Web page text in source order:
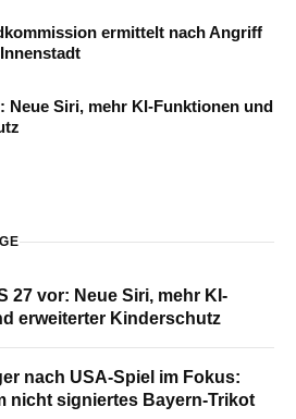
ermittelt nach Angriff
Neue Siri, mehr KI-Funktionen und
27 vor: Neue Siri, mehr KI-
erweiterter Kinderschutz
nach USA-Spiel im Fokus:
nicht signiertes Bayern-Trikot